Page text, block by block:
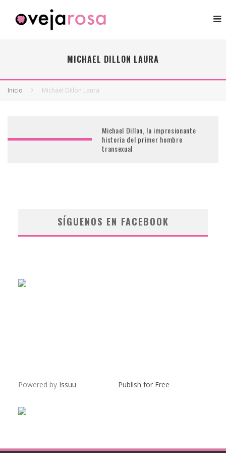
MICHAEL DILLON LAURA
Inicio Michael Dillon Laura
Michael Dillon, la impresionante
historia del primer hombre
transexual
SÍGUENOS EN FACEBOOK
Powered by Issuu Publish for Free